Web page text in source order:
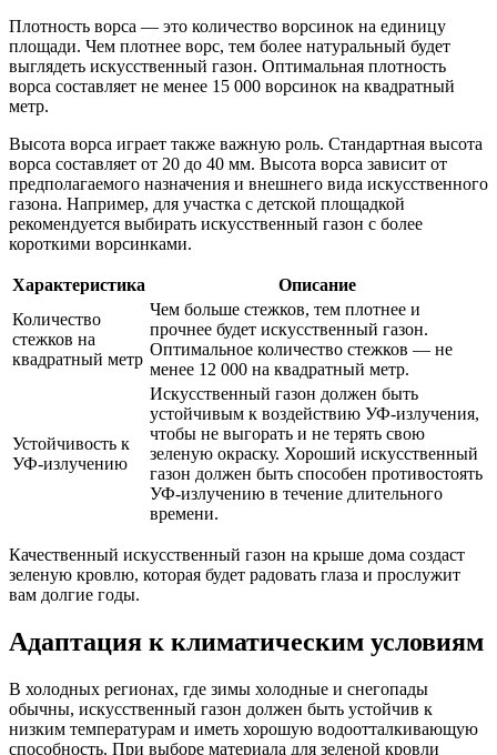
Плотность ворса — это количество ворсинок на единицу
площади. Чем плотнее ворс, тем более натуральный будет
выглядеть искусственный газон. Оптимальная плотность
ворса составляет не менее 15 000 ворсинок на квадратный
метр.
Высота ворса играет также важную роль. Стандартная высота
ворса составляет от 20 до 40 мм. Высота ворса зависит от
предполагаемого назначения и внешнего вида искусственного
газона. Например, для участка с детской площадкой
рекомендуется выбирать искусственный газон с более
короткими ворсинками.
Характеристика
Описание
Количество
стежков на
квадратный метр
Чем больше стежков, тем плотнее и
прочнее будет искусственный газон.
Оптимальное количество стежков — не
менее 12 000 на квадратный метр.
Устойчивость к
УФ-излучению
Искусственный газон должен быть
устойчивым к воздействию УФ-излучения,
чтобы не выгорать и не терять свою
зеленую окраску. Хороший искусственный
газон должен быть способен противостоять
УФ-излучению в течение длительного
времени.
Качественный искусственный газон на крыше дома создаст
зеленую кровлю, которая будет радовать глаза и прослужит
вам долгие годы.
Адаптация к климатическим условиям
В холодных регионах, где зимы холодные и снегопады
обычны, искусственный газон должен быть устойчив к
низким температурам и иметь хорошую водоотталкивающую
способность. При выборе материала для зеленой кровли